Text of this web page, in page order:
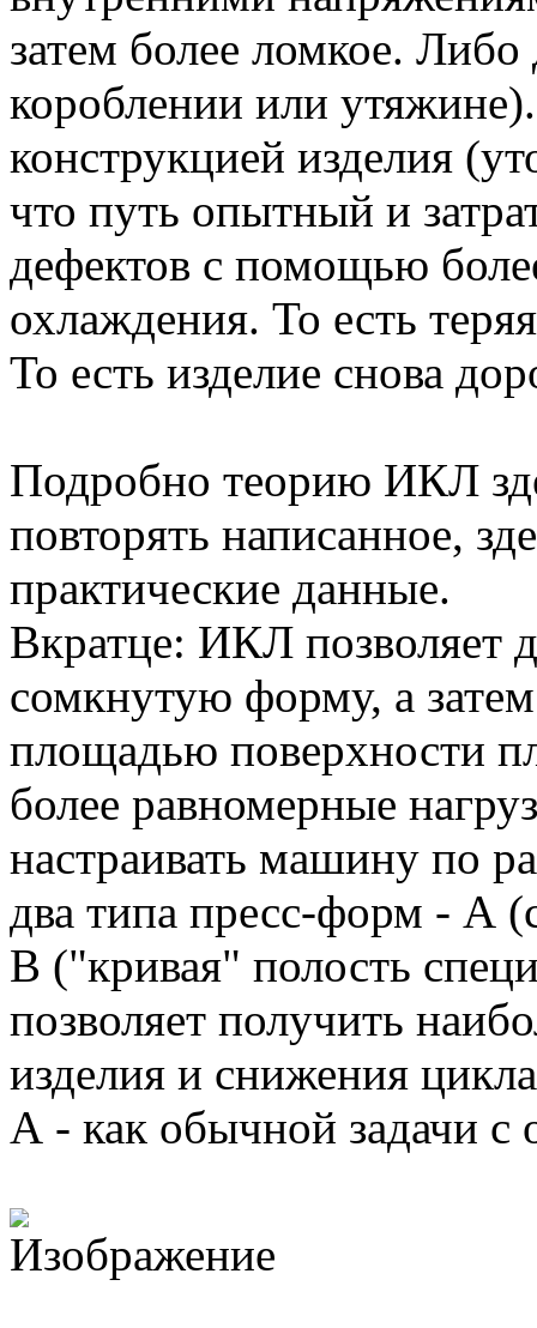
затем более ломкое.
короблении или
конструкцией изделия
что путь опытный и
дефектов с помощью
охлаждения. То есть
То есть изделие снова
Подробно теорию ИКЛ
повторять написанное,
практические данные.
Вкратце: ИКЛ позволяет
сомкнутую форму, а
площадью поверхности
более равномерные
настраивать машину по
два типа пресс-форм - А
B ("кривая" полость
позволяет получить
изделия и снижения
А - как обычной задачи